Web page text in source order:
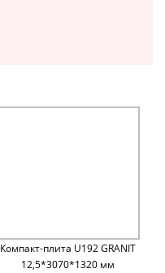
Компакт-плита U192 GRANIT
12,5*3070*1320 мм